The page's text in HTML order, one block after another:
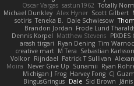
Oscar Vargas sastun1962 Totally
Michael Dunkley Alex Hyner Scott Gilbert
sotiris Teneka B. Dale Schwiesow
Brandon Jordan Frode Lund
Dennis Korpel Matthew Stevens PIXDES
arash tirgari Ryan Dening Tim
creative mart M Tera Sebastian Karlsson
Volkor Rijndael Patrick T Sullivan
Moira
Never Give Up Sunamii Ryan
Michigan J Frog Harvey Fong CJ
BingusGringus Dale Sid Brown